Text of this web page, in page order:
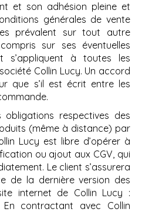
et son adhésion pleine et
générales de vente
prévalent sur tout autre
sur ses éventuelles
s’appliquent à toutes les
Collin Lucy. Un accord
que s’il est écrit entre les
obligations respectives des
(même à distance) par
Lucy est libre d’opérer à
ou ajout aux CGV, qui
Le client s’assurera
de la dernière version des
internet de Collin Lucy :
En contractant avec Collin